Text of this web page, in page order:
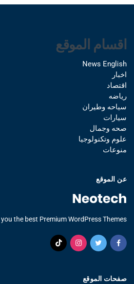
اقسام الموقع
News English
اخبار
اقتصاد
رياضه
سياحه وطيران
سيارات
صحه وجمال
علوم وتكنولوجيا
منوعات
عن الموقع
the best Premium WordPress Themes.
صفحات الموقع